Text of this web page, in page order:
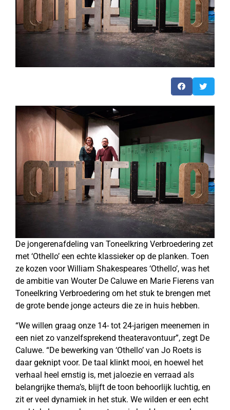
De jongerenafdeling van Toneelkring Verbroedering zet
met ‘Othello’ een echte klassieker op de planken. Toen
ze kozen voor William Shakespeares ‘Othello’, was het
de ambitie van Wouter De Caluwe en Marie Fierens van
Toneelkring Verbroedering om het stuk te brengen met
de grote bende jonge acteurs die ze in huis hebben.
“We willen graag onze 14- tot 24-jarigen meenemen in
een niet zo vanzelfsprekend theateravontuur”, zegt De
Caluwe. “De bewerking van ‘Othello’ van Jo Roets is
daar geknipt voor. De taal klinkt mooi, en hoewel het
verhaal heel ernstig is, met jaloezie en verraad als
belangrijke thema’s, blijft de toon behoorlijk luchtig, en
zit er veel dynamiek in het stuk. We wilden er een echt